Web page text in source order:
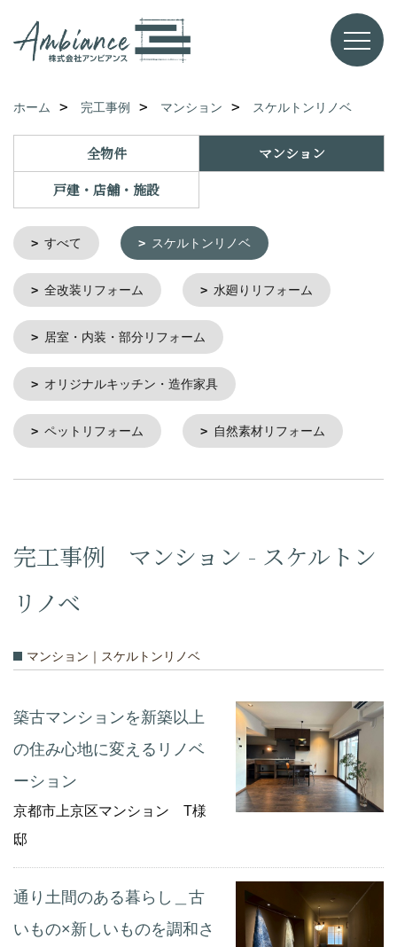
ホーム 完工事例 マンション スケルトンリノベ
全物件
マンション
戸建・店舗・施設
すべて スケルトンリノベ
全改装リフォーム 水廻りリフォーム
居室・内装・部分リフォーム
オリジナルキッチン・造作家具
ペットリフォーム 自然素材リフォーム
完工事例 マンション - スケルトン
リノベ
マンション｜スケルトンリノベ
築古マンションを新築以上
の住み心地に変えるリノベ
ーション
京都市上京区マンション T様
邸
通り土間のある暮らし＿古
いもの×新しいものを調和さ